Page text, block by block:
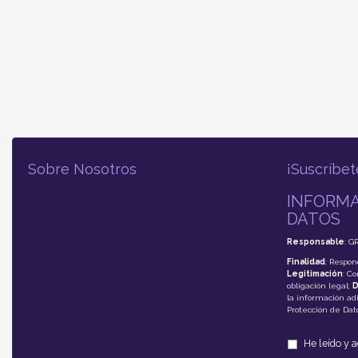
Sobre Nosotros
DATOS
Responsable:
Finalidad:
Legitimación:
obligación legal;
la información
Protección de
He leído y